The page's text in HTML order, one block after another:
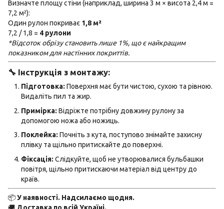
Визначте площу стіни (наприклад, ширина 3 м × висота 2,4 м =
7,2 м²):
Один рулон покриває 1,8 м²
7,2 / 1,8 = 4 рулони
*Відсоток обрізу становить лише 1%, що є найкращим
показником для настінних покриттів.
🔧 Інструкція з монтажу:
Підготовка: Поверхня має бути чистою, сухою та рівною.
Видаліть пил та жир.
Примірка: Відріжте потрібну довжину рулону за
допомогою ножа або ножиць.
Поклейка: Почніть з кута, поступово знімайте захисну
плівку та щільно притискайте до поверхні.
Фіксація: Слідкуйте, щоб не утворювалися бульбашки
повітря, щільно притискаючи матеріал від центру до
країв.
📦У наявності. Надсилаємо щодня.